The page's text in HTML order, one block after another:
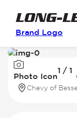
Brand Logo
Image
of
Photo Icon
1 / 1
2026
Chevy of